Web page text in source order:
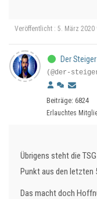
Veröffentlicht : 5. März 2020
Der Steiger
(@der-
Beiträge: 6824
Erlauchtes
Übrigens steht die
Punkt aus den letzten
Das macht doch